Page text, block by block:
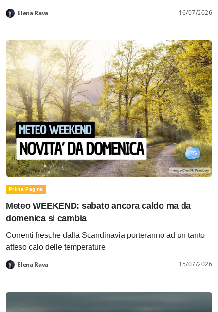
Elena Rava 16/07/2026
Prima Pagina
Meteo WEEKEND: sabato ancora caldo ma da
domenica si cambia
Correnti fresche dalla Scandinavia porteranno ad un tanto
atteso calo delle temperature
Elena Rava 15/07/2026